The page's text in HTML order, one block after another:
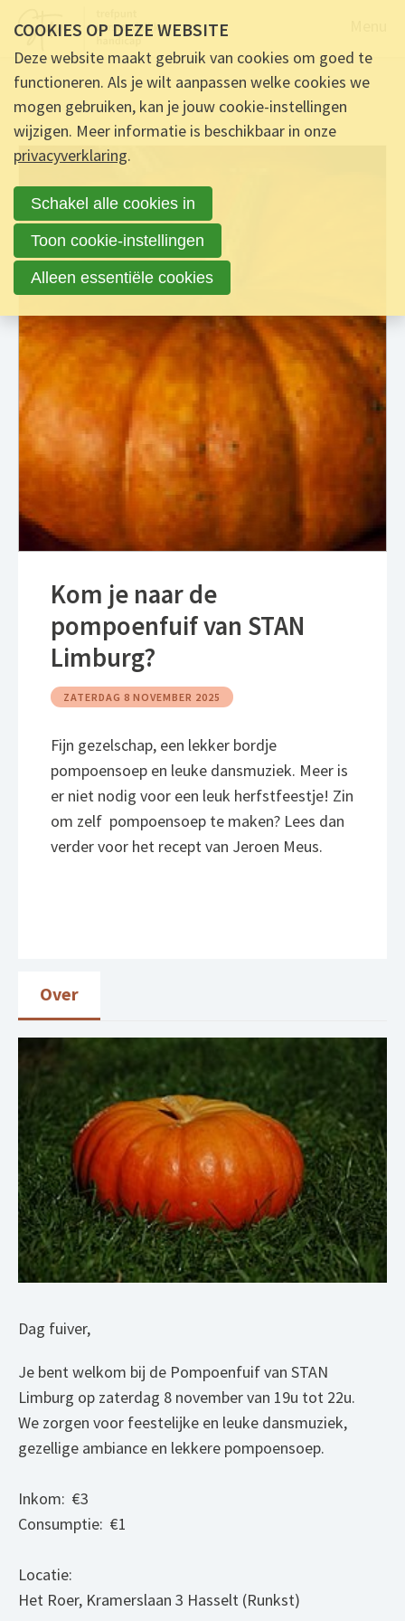
Kom je naar de
pompoenfuif van STAN
Limburg?
ZATERDAG 8 NOVEMBER 2025
Fijn gezelschap, een lekker bordje
pompoensoep en leuke dansmuziek. Meer is
er niet nodig voor een leuk herfstfeestje! Zin
om zelf pompoensoep te maken? Lees dan
verder voor het recept van Jeroen Meus.
Over
Dag fuiver,
Je bent welkom bij de Pompoenfuif van STAN
Limburg op zaterdag 8 november van 19u tot 22u.
We zorgen voor feestelijke en leuke dansmuziek,
gezellige ambiance en lekkere pompoensoep.
Inkom: €3
Consumptie: €1
Locatie:
Het Roer, Kramerslaan 3 Hasselt (Runkst)
COOKIES OP DEZE WEBSITE
Deze website maakt gebruik van cookies om goed te
functioneren. Als je wilt aanpassen welke cookies we
mogen gebruiken, kan je jouw cookie-instellingen
wijzigen. Meer informatie is beschikbaar in onze
privacyverklaring.
Schakel alle cookies in
Toon cookie-instellingen
Alleen essentiële cookies